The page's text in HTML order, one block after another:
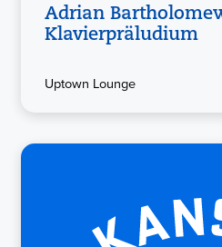
Adrian
Klavierpräludium
Uptown Lounge